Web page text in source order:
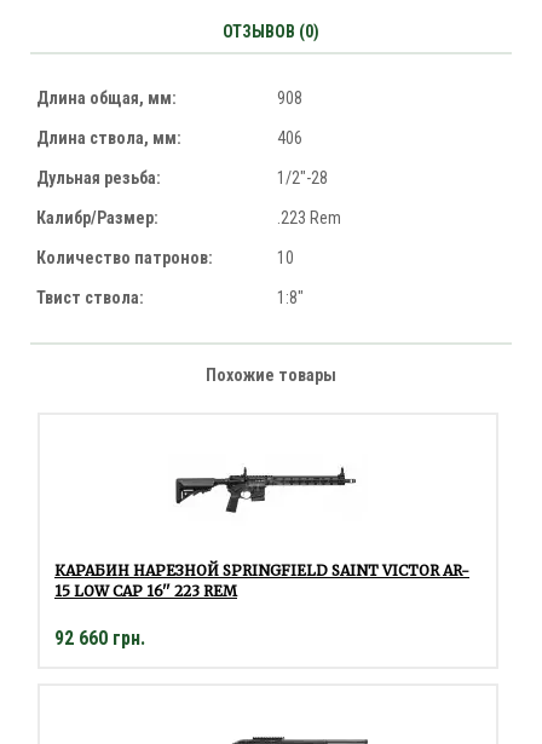
ОТЗЫВОВ (0)
Длина общая, мм: 908
Длина ствола, мм: 406
Дульная резьба: 1/2"-28
Калибр/Размер: .223 Rem
Количество патронов: 10
Твист ствола: 1:8"
Похожие товары
КАРАБИН НАРЕЗНОЙ SPRINGFIELD SAINT VICTOR AR-
15 LOW CAP 16'' 223 REM
92 660 грн.